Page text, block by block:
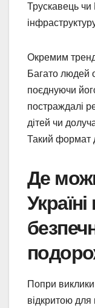
Трускавець
Окремим
Багато людей
поєднуючи
постраждалі
дітей чи
Такий формат
Де
Попри
відкритою